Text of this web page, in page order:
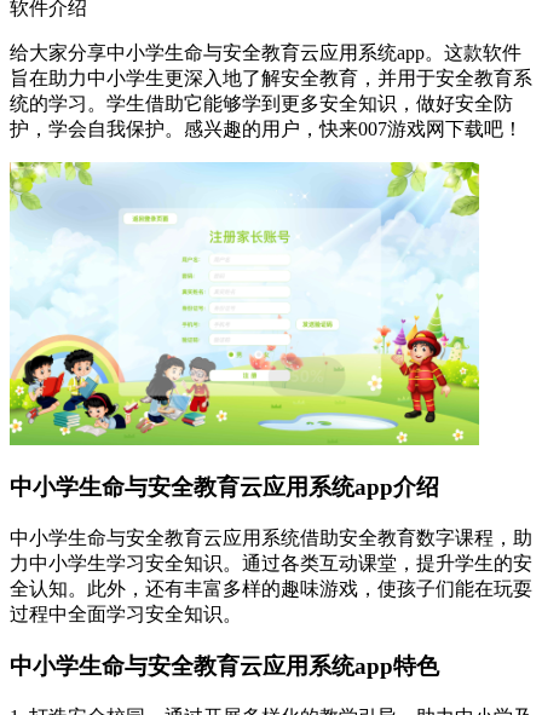
软件介绍
给大家分享中小学生命与安全教育云应用系统app。这款软件
旨在助力中小学生更深入地了解安全教育，并用于安全教育系
统的学习。学生借助它能够学到更多安全知识，做好安全防
护，学会自我保护。感兴趣的用户，快来007游戏网下载吧！
中小学生命与安全教育云应用系统app介绍
中小学生命与安全教育云应用系统借助安全教育数字课程，助
力中小学生学习安全知识。通过各类互动课堂，提升学生的安
全认知。此外，还有丰富多样的趣味游戏，使孩子们能在玩耍
过程中全面学习安全知识。
中小学生命与安全教育云应用系统app特色